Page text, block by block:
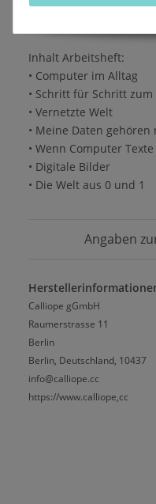
1. Auflage, 1. Druck
Inhalt Arbeitsheft:
• Computer im Alltag
• Schritt für Schritt
• Vernetzte Welt
• Meine Daten gehören
• Wenn Computer
• Digitale Bilder
• Die Welt aus 0 und 1
Angaben
Calliope gGmbH
Raumerstrasse 11
Berlin
Berlin, Deutschland, 10437
info@calliope.cc
https://www.calliope,cc